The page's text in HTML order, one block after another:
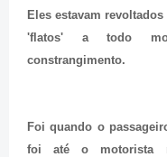
Eles estavam
'flatos' a todo
constrangimento.
Foi quando o
foi até o motorista